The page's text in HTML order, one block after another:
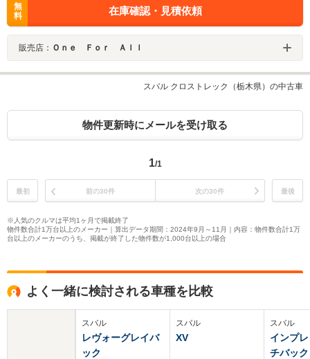
無
料
在庫確認・見積依頼
販売店： Ｏｎｅ Ｆｏｒ Ａｌｌ
スバル クロストレック（栃木県）の中古車
物件更新時にメールを受け取る
1/1
最初 前の30件 次の30件 最後
※人気のクルマは平均1ヶ月で掲載終了
物件数合計1万台以上のメーカー｜算出データ期間：2024年9月～11月｜内容：物件数合計1万
台以上のメーカーのうち、掲載が終了した物件数が1,000台以上の場合
よく一緒に検討される車種を比較
スバル
レヴォーグレイバ
ック
スバル
XV
スバル
インプ
チバック